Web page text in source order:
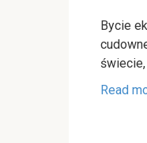
Bycie
Read